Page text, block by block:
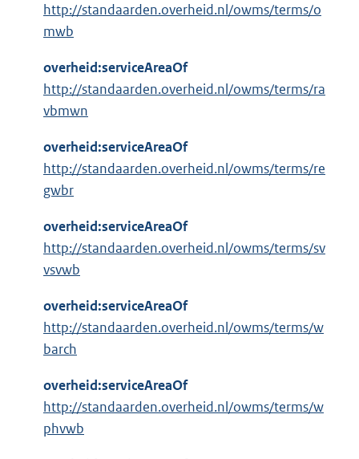
http://standaarden.overheid.nl/owms/terms/o
mwb
overheid:serviceAreaOf
http://standaarden.overheid.nl/owms/terms/ra
vbmwn
overheid:serviceAreaOf
http://standaarden.overheid.nl/owms/terms/re
gwbr
overheid:serviceAreaOf
http://standaarden.overheid.nl/owms/terms/sv
vsvwb
overheid:serviceAreaOf
http://standaarden.overheid.nl/owms/terms/w
barch
overheid:serviceAreaOf
http://standaarden.overheid.nl/owms/terms/w
phvwb